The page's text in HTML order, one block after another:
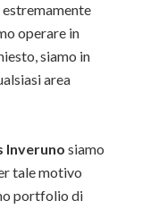
operare in
siamo in
area
Inveruno siamo
tale motivo
portfolio di